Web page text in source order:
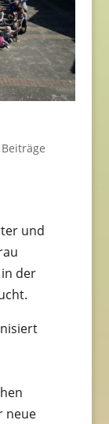
Beiträge
und
der
neue